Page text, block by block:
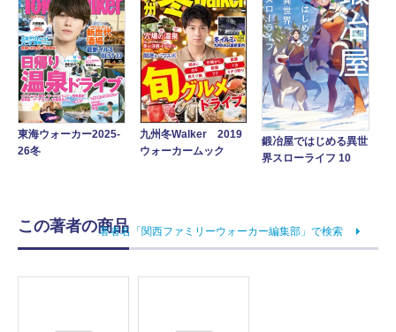
東海ウォーカー2025-
26冬
九州冬Walker 2019
ウォーカームック
鍛冶屋ではじめる異世
界スローライフ 10
この著者の商品著者名「関西ファミリーウォーカー編集部」で検索